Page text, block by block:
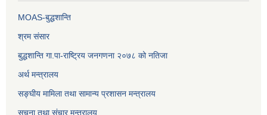
MOAS-बुद्धशान्ति
श्रम संसार
बुद्धशान्ति गा.पा-राष्ट्रिय जनगणना २०७८ को नतिजा
अर्थ मन्त्रालय
सङ्‍घीय मामिला तथा सामान्य प्रशासन मन्त्रालय
सूचना तथा संचार मन्त्रालय